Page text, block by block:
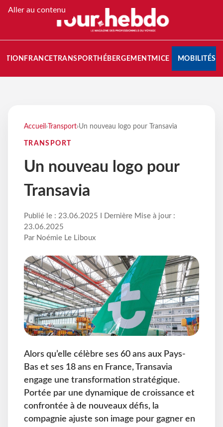
Aller au contenu
FRANCETRANSPORT HÉBERGEMENTMICE MOBILITÉS
Accueil › Transport›Un nouveau logo pour Transavia
TRANSPORT
Un nouveau logo pour
Transavia
Publié le : 23.06.2025 I Dernière Mise à jour :
23.06.2025
Par Noémie Le Liboux
Alors qu’elle célèbre ses 60 ans aux Pays-
Bas et ses 18 ans en France, Transavia
engage une transformation stratégique.
Portée par une dynamique de croissance et
confrontée à de nouveaux défis, la
compagnie ajuste son image pour gagner en